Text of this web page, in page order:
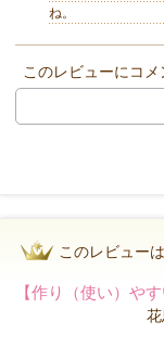
ね。
このレビューにコメ
このレビューは
【作り（使い）やす